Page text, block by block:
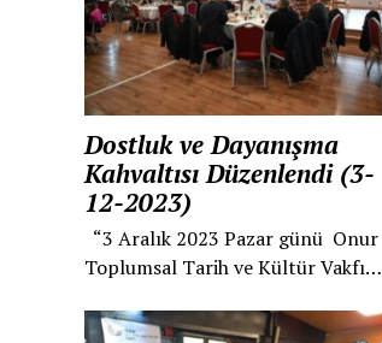
Dostluk ve Dayanışma
Kahvaltısı Düzenlendi (3-
12-2023)
“3 Aralık 2023 Pazar günü Onur
Toplumsal Tarih ve Kültür Vakfı…